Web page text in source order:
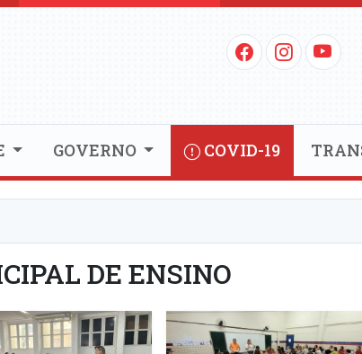
GOVERNO COVID-19
DE ENSINO